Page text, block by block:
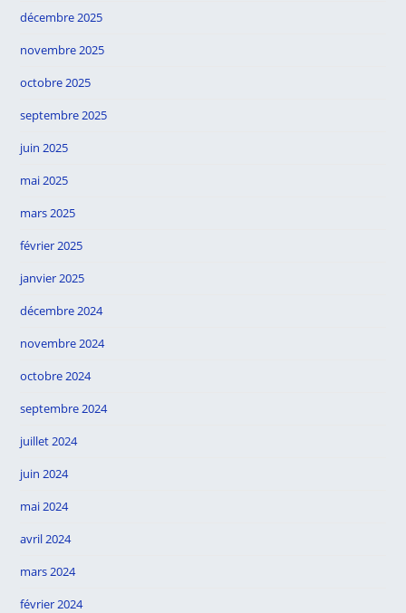
décembre 2025
novembre 2025
octobre 2025
septembre 2025
juin 2025
mai 2025
mars 2025
février 2025
janvier 2025
décembre 2024
novembre 2024
octobre 2024
septembre 2024
juillet 2024
juin 2024
mai 2024
avril 2024
mars 2024
février 2024